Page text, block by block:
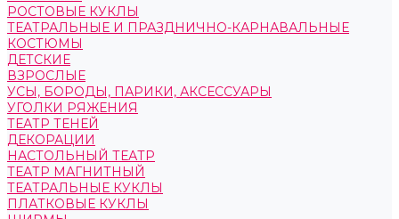
РОСТОВЫЕ КУКЛЫ
ТЕАТРАЛЬНЫЕ И ПРАЗДНИЧНО-КАРНАВАЛЬНЫЕ
КОСТЮМЫ
ДЕТСКИЕ
ВЗРОСЛЫЕ
УСЫ, БОРОДЫ, ПАРИКИ, АКСЕССУАРЫ
УГОЛКИ РЯЖЕНИЯ
ТЕАТР ТЕНЕЙ
ДЕКОРАЦИИ
НАСТОЛЬНЫЙ ТЕАТР
ТЕАТР МАГНИТНЫЙ
ТЕАТРАЛЬНЫЕ КУКЛЫ
ПЛАТКОВЫЕ КУКЛЫ